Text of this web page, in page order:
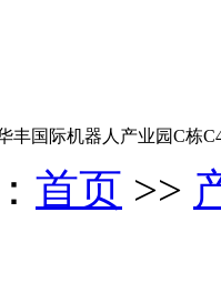
丰国际机器人产业园C栋
首页 >>